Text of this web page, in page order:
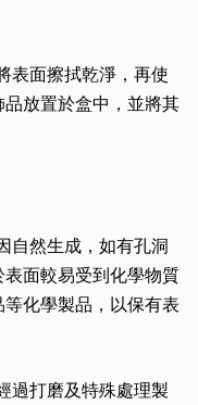
表面擦拭乾淨，再使
放置於盒中，並將其
自然生成，如有孔洞
面較易受到化學物質
化學製品，以保有表
過打磨及特殊處理製